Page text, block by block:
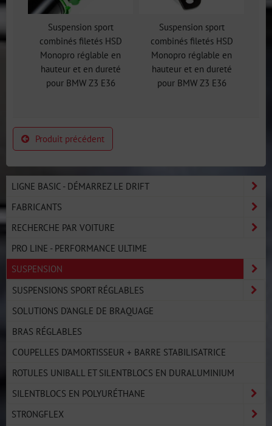
Suspension sport
combinés filetés HSD
Monopro réglable en
hauteur et en dureté
pour BMW Z3 E36
Suspension sport
combinés filetés HSD
Monopro réglable en
hauteur et en dureté
pour BMW Z3 E36
Produit précédent
LIGNE BASIC - DÉMARREZ LE DRIFT
FABRICANTS
RECHERCHE PAR VOITURE
PRO LINE - PERFORMANCE ULTIME
SUSPENSION
SUSPENSIONS SPORT RÉGLABLES
SOLUTIONS D'ANGLE DE BRAQUAGE
BRAS RÉGLABLES
COUPELLES D'AMORTISSEUR + BARRE STABILISATRICE
ROTULES UNIBALL ET SILENTBLOCS EN DURALUMINIUM
SILENTBLOCS EN POLYURÉTHANE
STRONGFLEX